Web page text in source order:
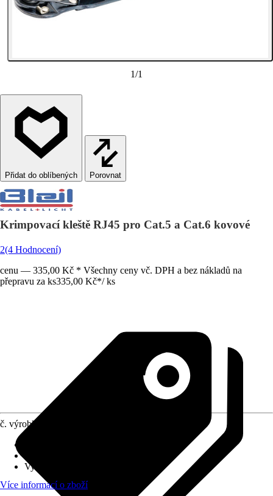
1/1
Porovnat
Krimpovací kleště RJ45 pro Cat.5 a Cat.6 kovové
2(4 Hodnocení)
cenu — 335,00 Kč * Všechny ceny vč. DPH a bez nákladů na
přepravu za ks335,00 Kč*/ ks
č. výrobku
Využití
Více informací o zboží